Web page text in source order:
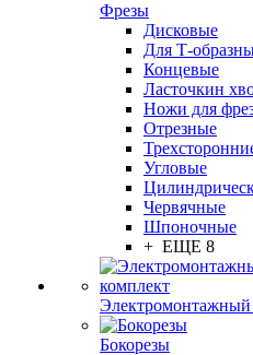
Фрезы
Дисковые
Для Т-
Концевые
Ласточкин
Ножи для
Отрезные
Угловые
Червячные
Шпоночные
+ ЕЩЕ 8
Электромонтажный
Бокорезы